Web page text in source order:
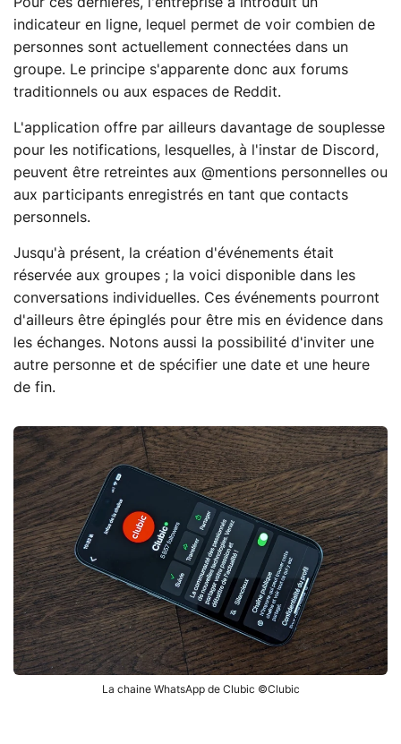
indicateur en ligne, lequel permet de voir combien de
personnes sont actuellement connectées dans un
groupe. Le principe s'apparente donc aux forums
traditionnels ou aux espaces de Reddit.
L'application offre par ailleurs davantage de souplesse
pour les notifications, lesquelles, à l'instar de Discord,
peuvent être retreintes aux @mentions personnelles ou
aux participants enregistrés en tant que contacts
personnels.
Jusqu'à présent, la création d'événements était
réservée aux groupes ; la voici disponible dans les
conversations individuelles. Ces événements pourront
d'ailleurs être épinglés pour être mis en évidence dans
les échanges. Notons aussi la possibilité d'inviter une
autre personne et de spécifier une date et une heure
de fin.
La chaine WhatsApp de Clubic ©Clubic